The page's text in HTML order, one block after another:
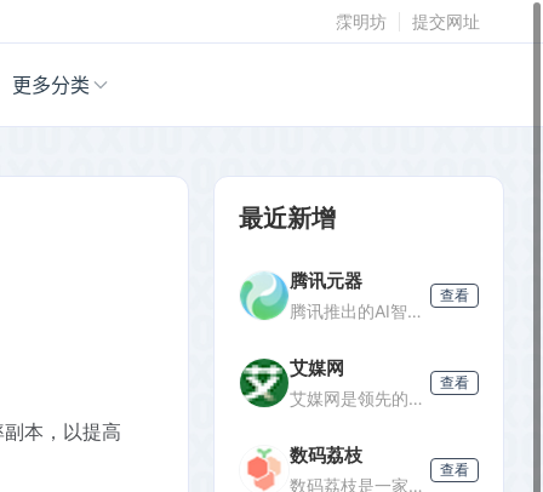
霂明坊 提交网址
更多分类
本，以提高
最近新增
腾讯元器
腾讯推出的AI智能体创建与分发平台，支持零代码开发专属AI聊天机器人，深度集成腾讯生态能力，可分发至微信等渠道。
查看
艾媒网
艾媒网是领先的新经济产业第三方数据挖掘分析机构，提供行业报告、消费洞察和商业趋势数据，覆盖AI、电商、汽车等多个领域。
查看
数码荔枝
数码荔枝是一家正版软件商店，销售Win/Mac/iOS/Android平台的影音、办公、设计等软件，并提供使用教程和会员优惠。
查看